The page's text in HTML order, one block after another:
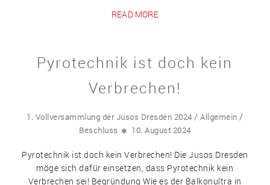
READ MORE
Pyrotechnik ist doch kein
Verbrechen!
1. Vollversammlung der Jusos Dresden 2024/Allgemein /
Beschluss 10. August 2024
Pyrotechnik ist doch kein Verbrechen! Die Jusos Dresden
möge sich dafür einsetzen, dass Pyrotechnik kein
Verbrechen sei! Begründung Wie es der Balkonultra in